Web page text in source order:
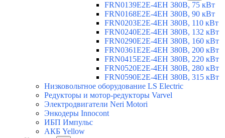
FRN0139E2E-4EH 380В, 75 кВт
FRN0168E2E-4EH 380В, 90 кВт
FRN0203E2E-4EH 380В, 110 кВт
FRN0240E2E-4EH 380В, 132 кВт
FRN0290E2E-4EH 380В, 160 кВт
FRN0361E2E-4EH 380В, 200 кВт
FRN0415E2E-4EH 380В, 220 кВт
FRN0520E2E-4EH 380В, 280 кВт
FRN0590E2E-4EH 380В, 315 кВт
Низковольтное оборудование LS Electric
Редукторы и мотор-редукторы Varvel
Электродвигатели Neri Motori
Энкодеры Innocont
ИБП Импульс
АКБ Yellow